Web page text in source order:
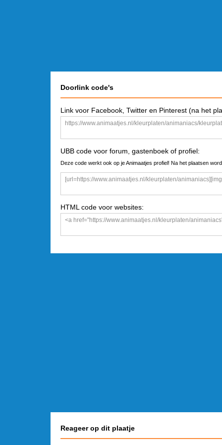
Doorlink code's
Link voor Facebook, Twitter en Pinterest (na het
UBB code voor forum, gastenboek of profiel:
Deze code werkt ook op je Animaatjes profiel! Na het plaatsen
HTML code voor websites:
Reageer op dit plaatje